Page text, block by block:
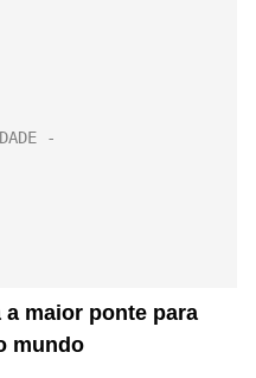
maior ponte para
mundo